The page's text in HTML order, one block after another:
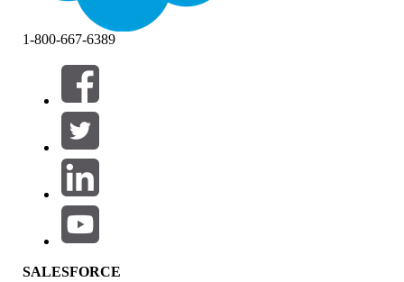
Filtrer par (0)
SÉLECTIONNER DES FILTRES
Gamme de produits
Impact des fonctionnalités
1-800-667-6389
SALESFORCE